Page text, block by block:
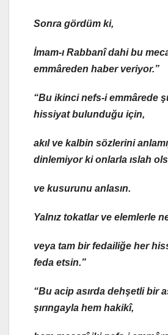
Sonra gördüm ki,
İmam-ı Rabbanî dahi bu
emmâreden haber veriyor.”
“Bu ikinci nefs-i emmârede
hissiyat bulunduğu için,
akıl ve kalbin sözlerini
dinlemiyor ki onlarla ıslah
ve kusurunu anlasın.
Yalnız tokatlar ve elemlerle
veya tam bir fedailiğe her
feda etsin.”
“Bu acip asırda dehşetli bir
şırıngayla hem hakikî,